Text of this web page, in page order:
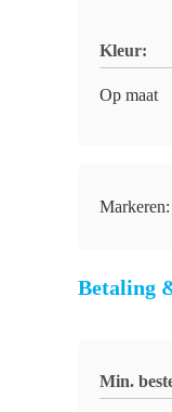
Kleur:
Op maat
Markeren:
Betaling
Min.